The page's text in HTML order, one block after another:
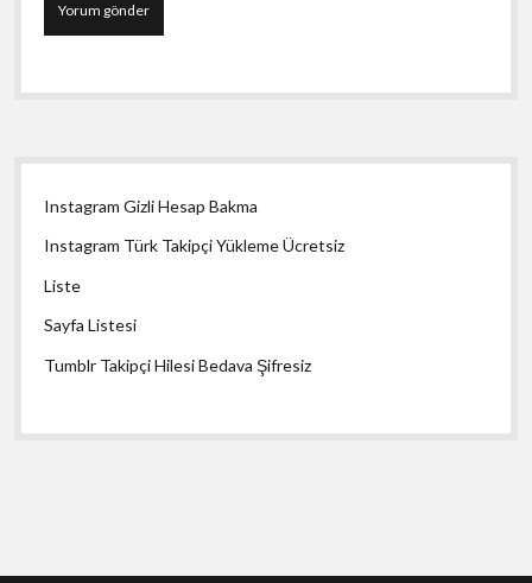
Yan
Menü
Instagram Gizli Hesap Bakma
Instagram Türk Takipçi Yükleme Ücretsiz
Liste
Sayfa Listesi
Tumblr Takipçi Hilesi Bedava Şifresiz